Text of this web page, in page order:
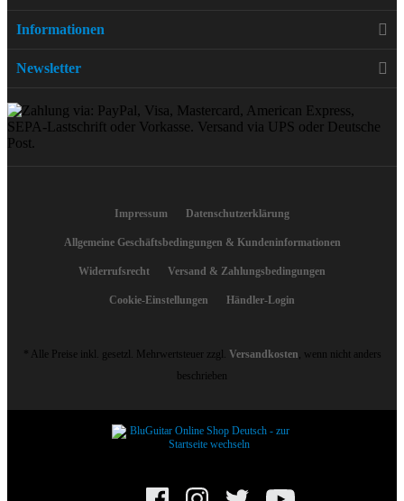
Informationen
Newsletter
Impressum Datenschutzerklärung
Allgemeine Geschäftsbedingungen & Kundeninformationen
Widerrufsrecht Versand & Zahlungsbedingungen
Cookie-Einstellungen Händler-Login
* Alle Preise inkl. gesetzl. Mehrwertsteuer zzgl. Versandkosten, wenn nicht anders
beschrieben